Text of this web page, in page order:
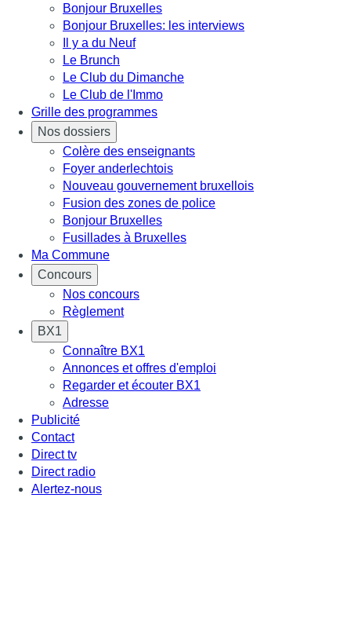
Bonjour Bruxelles
Bonjour Bruxelles: les interviews
Il y a du Neuf
Le Brunch
Le Club du Dimanche
Le Club de l'Immo
Grille des programmes
Nos dossiers
Colère des enseignants
Foyer anderlechtois
Nouveau gouvernement bruxellois
Fusion des zones de police
Bonjour Bruxelles
Fusillades à Bruxelles
Ma Commune
Concours
Nos concours
Règlement
BX1
Connaître BX1
Annonces et offres d'emploi
Regarder et écouter BX1
Adresse
Publicité
Contact
Direct tv
Direct radio
Alertez-nous